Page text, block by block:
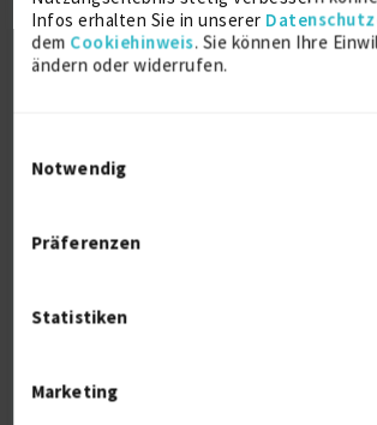
Infos erhalten Sie in unserer
dem Cookiehinweis. Sie können Ihre
ändern oder widerrufen.
Notwendig
Präferenzen
Statistiken
Marketing
Programmierer
Programmierer C, C++
C# Developer
Kalkulatoren und Planer technischer
Betriebsingenieur
Unternehmensberater
Journalisten und Redakteure
Recht, Personalwirtschaft und
Personal- und Arbeitsmarktexperten